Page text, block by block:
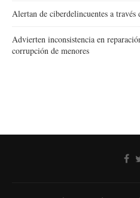
Alertan de ciberdelincuentes a través
Advierten inconsistencia en
corrupción de menores